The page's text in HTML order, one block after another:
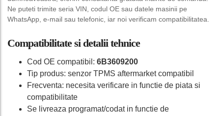
Ne puteti trimite seria VIN, codul OE sau datele masinii pe
WhatsApp, e-mail sau telefonic, iar noi verificam compatibilitatea.
Compatibilitate si detalii tehnice
Cod OE compatibil: 6B3609200
Tip produs: senzor TPMS aftermarket compatibil
Frecventa: necesita verificare in functie de piata si
compatibilitate
Se livreaza programat/codat in functie de